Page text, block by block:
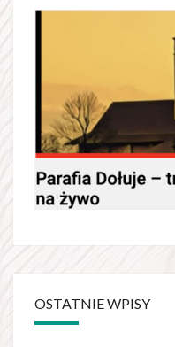
OSTATNIE WPISY